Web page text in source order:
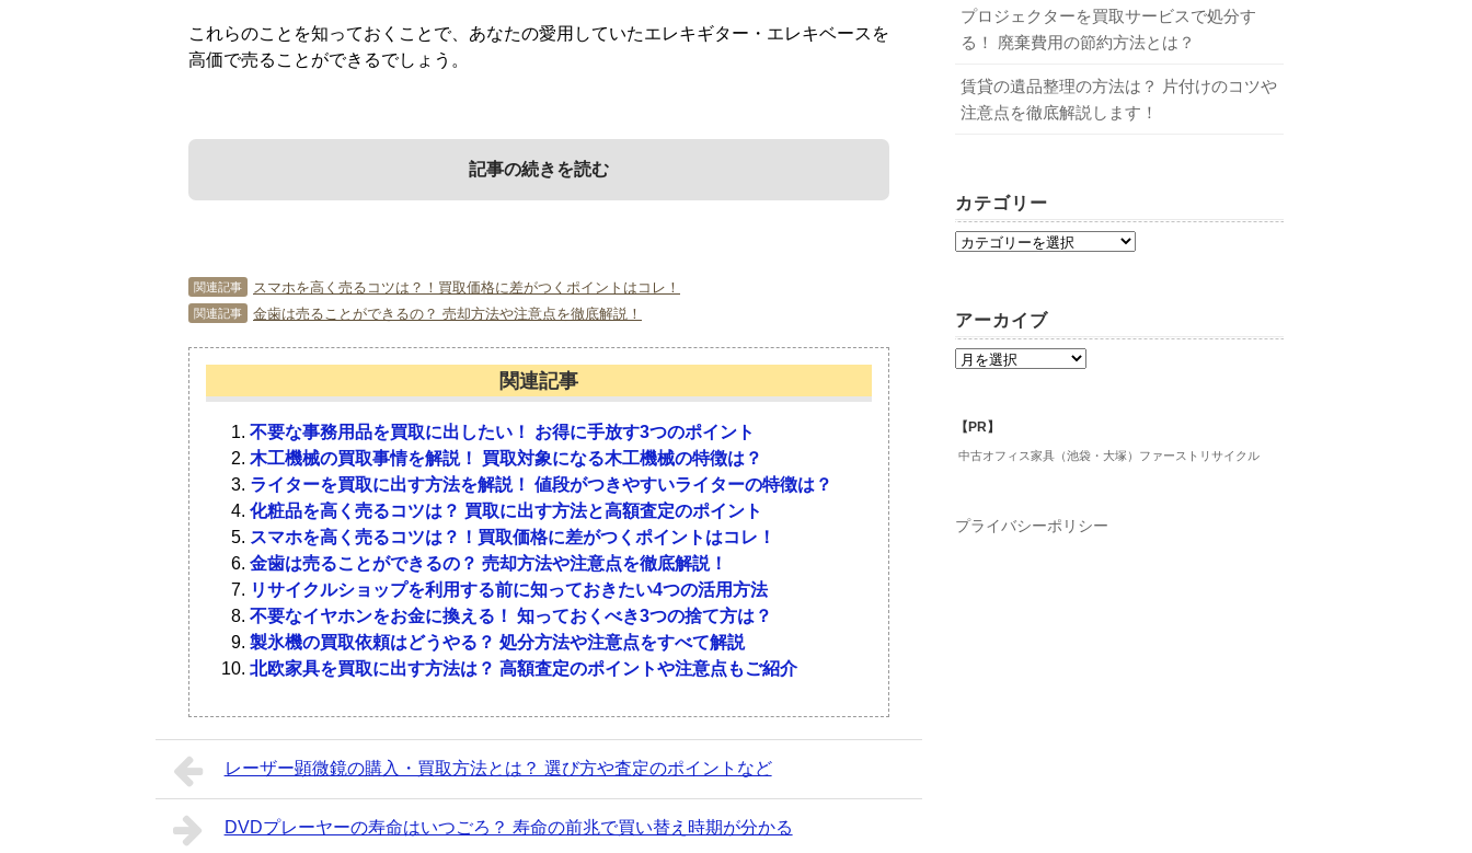
これらのことを知っておくことで、あなたの愛用していたエレキギター・エレキベースを
高価で売ることができるでしょう。
記事の続きを読む
1．目的に合わせて売り方を考える
エレキギターやエレキベースを売りたい場合、状況や目的に合わせて売り方を考える必要
があります。「早く売りたいのか」「できるだけ高値で売りたいのか」「新しい楽器の購
入資金に充てたいのか」によってベストな売却方法は異なるのです。
1-1．早くお金に換えたい
「できるだけ早くお金に換えたい」という場合には、楽器店やリサイクルショップに買取
を依頼する方法がオススメです。多くの場合、店頭に持込めばその場で査定・買取をして
もらうことができます。ただし、担当者が不在中に依頼してしまうと適切な査定をしても
らえない恐れもあるため、事前にエレキギター・エレキベースの買取担当者が出勤してい
るかを確認しておくとよいでしょう。
「近場に店舗がない」「依頼したい楽器が多い」という場合には、出張買取や郵送買取に
対応しているショップの利用をオススメします。電話やホームページで申し込みをするだ
けで、自宅にいながらすぐに楽器を手放すことが可能です。
1-2．高く売りたい
3．高く売るためのポイント
エレキギター・エレキベースをショップに売る場合、高く売るために以下のポイントを押
さえておくことが大切です。ちょっとしたことで買取価格が大きく変わってしまうので注
意してください。
3-1．付属品は揃えておく
バックパネルやアーム・ケースなどの付属品が揃っていると高額査定が期待できます。特
に、トラスロッドカバーは外してしまっている人が多いので、売る際には忘れずに持って
いくようにしましょう。また、パーツを交換しているという場合も、オリジナルのパーツ
が揃っていたほうが高価買取となる場合があります。事前にショップに確認しておくとよ
いでしょう。
3-2．楽器のクリーニング・調整をしておく
「ネックが反っている」「弦が錆びている」「ホコリだらけ」といった楽器は買取価格が
下がってしまう恐れがあります。念入りにクリーニングを行い、弦が錆びている場合には
しっかりと交換して、楽器本来の魅力が伝わる状態でショップに持っていきましょう。楽
関連記事 スマホを高く売るコツは？！買取価格に差がつくポイントはコレ！
関連記事 金歯は売ることができるの？ 売却方法や注意点を徹底解説！
関連記事
不要な事務用品を買取に出したい！ お得に手放す3つのポイント
木工機械の買取事情を解説！ 買取対象になる木工機械の特徴は？
ライターを買取に出す方法を解説！ 値段がつきやすいライターの特徴は？
化粧品を高く売るコツは？ 買取に出す方法と高額査定のポイント
スマホを高く売るコツは？！買取価格に差がつくポイントはコレ！
金歯は売ることができるの？ 売却方法や注意点を徹底解説！
リサイクルショップを利用する前に知っておきたい4つの活用方法
不要なイヤホンをお金に換える！ 知っておくべき3つの捨て方は？
製氷機の買取依頼はどうやる？ 処分方法や注意点をすべて解説
北欧家具を買取に出す方法は？ 高額査定のポイントや注意点もご紹介
レーザー顕微鏡の購入・買取方法とは？ 選び方や査定のポイントなど
DVDプレーヤーの寿命はいつごろ？ 寿命の前兆で買い替え時期が分かる
プロジェクターを買取サービスで処分す
る！ 廃棄費用の節約方法とは？
賃貸の遺品整理の方法は？ 片付けのコツや
注意点を徹底解説します！
カテゴリー
アーカイブ
【PR】
中古オフィス家具（池袋・大塚）ファーストリサイクル
プライバシーポリシー